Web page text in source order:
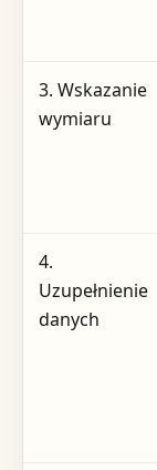
3. Wskazanie
wymiaru
4.
Uzupełnienie
danych